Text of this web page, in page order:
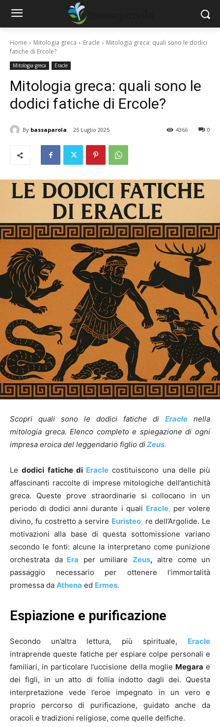
Home Mitologia greca Eracle
Mitologia greca: quali sono le dodici
fatiche di Ercole?
Mitologia greca Eracle
Mitologia greca: quali sono le
dodici fatiche di Ercole?
By bassaparola 25 Luglio 2025 0
4366
Scopri quali sono le dodici fatiche di Eracle
nella
mitologia greca. Elenco completo e spiegazione di ogni
impresa eroica del leggendario figlio diZeus.
Ledodici fatiche di Eracle costituiscono una delle più
affascinanti raccolte di imprese mitologiche dell’antichità
greca. Queste prove straordinarie si collocano in un
periodo di dodici anni durante i quali Eracle, per volere
divino, fu costretto a servire Euristeo, re dell’Argolide. Le
motivazioni alla base di questa sottomissione variano
secondo le fonti: alcune la interpretano come punizione
orchestrata daEra per umiliare Zeus, altre come un
passaggio necessario per ottenere l’immortalità
promessa da Athena ed Ermes.
Espiazione e purificazione
Secondo un’altra lettura, più spirituale, Eracle
intraprende queste fatiche per espiare colpe personali e
familiari, in particolare l’uccisione della moglie Megara e
dei figli, in un atto di follia indotto dagli dei. Questa
interpretazione vede l’eroe impegnato in un vero e
proprio percorso di purificazione, guidato anche da
oracoli e tradizioni religiose, come quelle delfiche.